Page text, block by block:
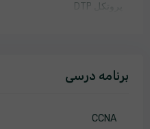
پروتکل DTP
برنامه درسی
CCNA